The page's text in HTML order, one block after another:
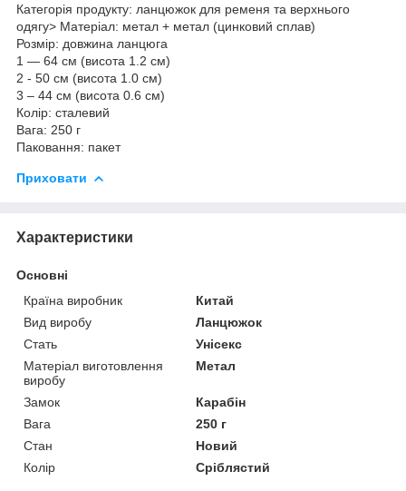
Категорія продукту: ланцюжок для ременя та верхнього
одягу> Матеріал: метал + метал (цинковий сплав)
Розмір: довжина ланцюга
1 — 64 см (висота 1.2 см)
2 - 50 см (висота 1.0 см)
3 – 44 см (висота 0.6 см)
Колір: сталевий
Вага: 250 г
Паковання: пакет
Приховати
Характеристики
Основні
Країна виробник
Китай
Вид виробу
Ланцюжок
Стать
Унісекс
Матеріал виготовлення
виробу
Метал
Замок
Карабін
Вага
250 г
Стан
Новий
Колір
Сріблястий